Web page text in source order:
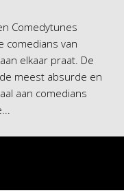
Comedytunes
comedians van
elkaar praat. De
meest absurde en
aan comedians